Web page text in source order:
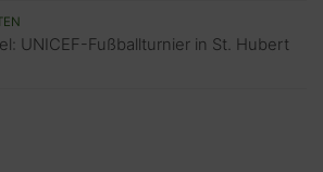
UNICEF-Fußballturnier in St. Hubert